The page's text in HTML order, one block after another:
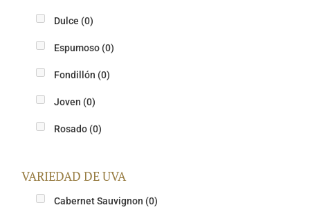
Dulce (0)
Espumoso (0)
Fondillón (0)
Joven (0)
Rosado (0)
VARIEDAD DE UVA
Cabernet Sauvignon (0)